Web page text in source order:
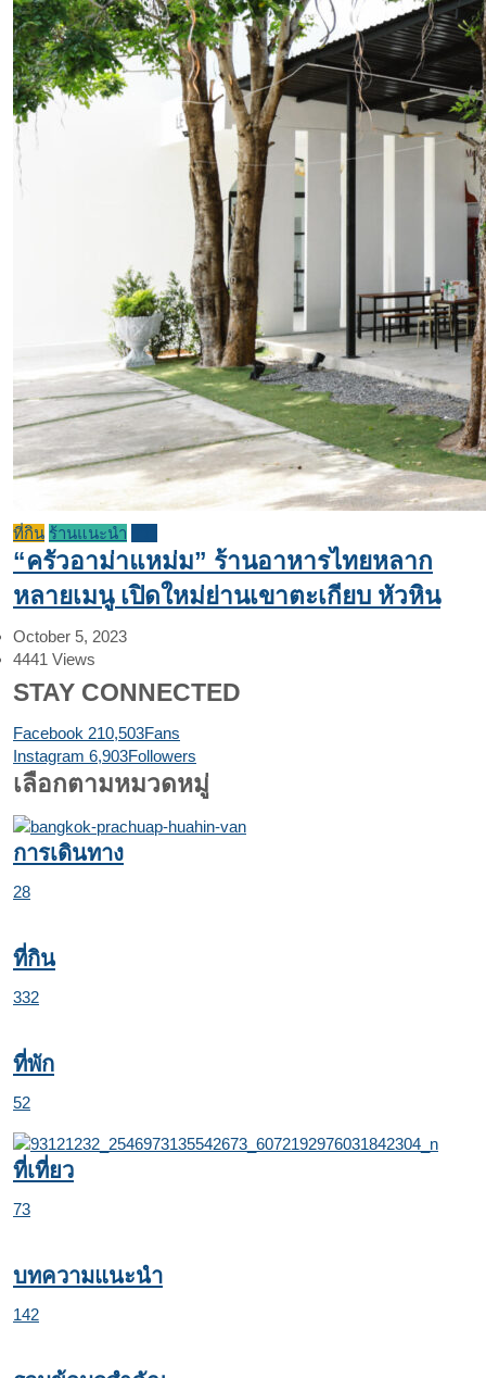
ที่กิน ร้านแนะนำ
“ครัวอาม่าแหม่ม” ร้านอาหารไทยหลาก
หลายเมนู เปิดใหม่ย่านเขาตะเกียบ หัวหิน
October 5, 2023
4441 Views
STAY CONNECTED
Facebook 210,503Fans
Instagram 6,903Followers
เลือกตามหมวดหมู่
การเดินทาง
28
ที่กิน
332
ที่พัก
52
ที่เที่ยว
73
บทความแนะนำ
142